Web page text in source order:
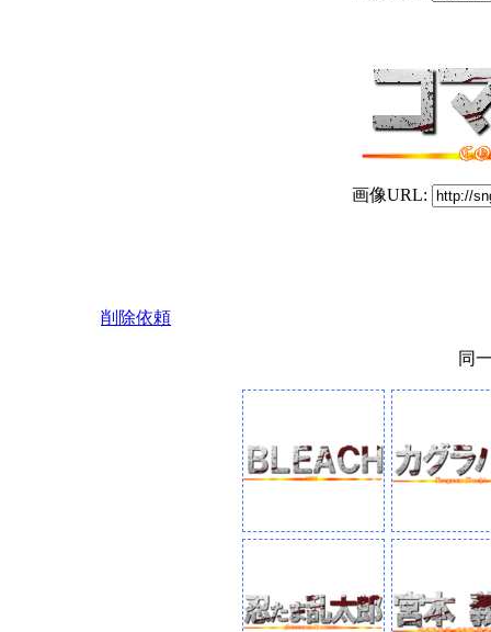
画像URL:
削除依頼
同